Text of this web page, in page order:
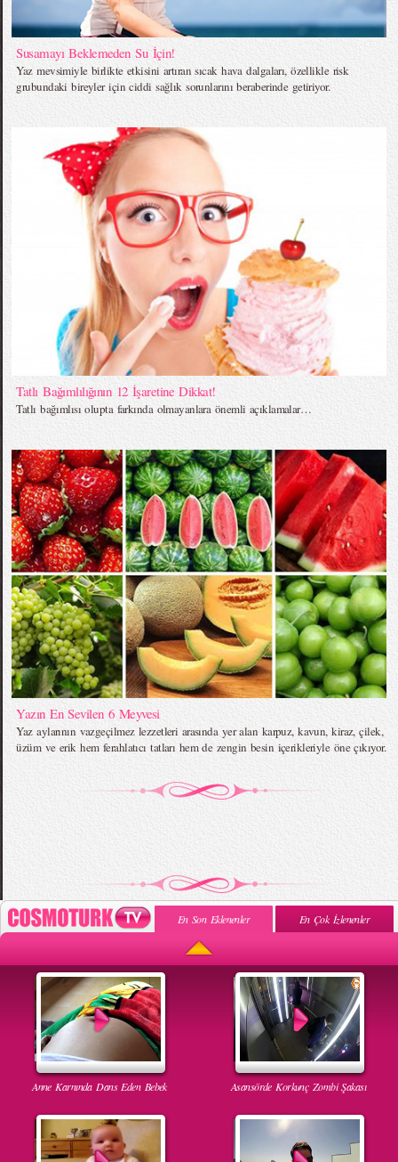
Susamayı Beklemeden Su İçin!
Yaz mevsimiyle birlikte etkisini artıran sıcak hava dalgaları, özellikle risk
grubundaki bireyler için ciddi sağlık sorunlarını beraberinde getiriyor.
Tatlı Bağımlılığının 12 İşaretine Dikkat!
Tatlı bağımlısı olupta farkında olmayanlara önemli açıklamalar…
Yazın En Sevilen 6 Meyvesi
Yaz aylarının vazgeçilmez lezzetleri arasında yer alan karpuz, kavun, kiraz, çilek,
üzüm ve erik hem ferahlatıcı tatları hem de zengin besin içerikleriyle öne çıkıyor.
En Son Eklenenler En Çok İzlenenler
Anne Karnında Dans Eden Bebek Asansörde Korkunç Zombi Şakası